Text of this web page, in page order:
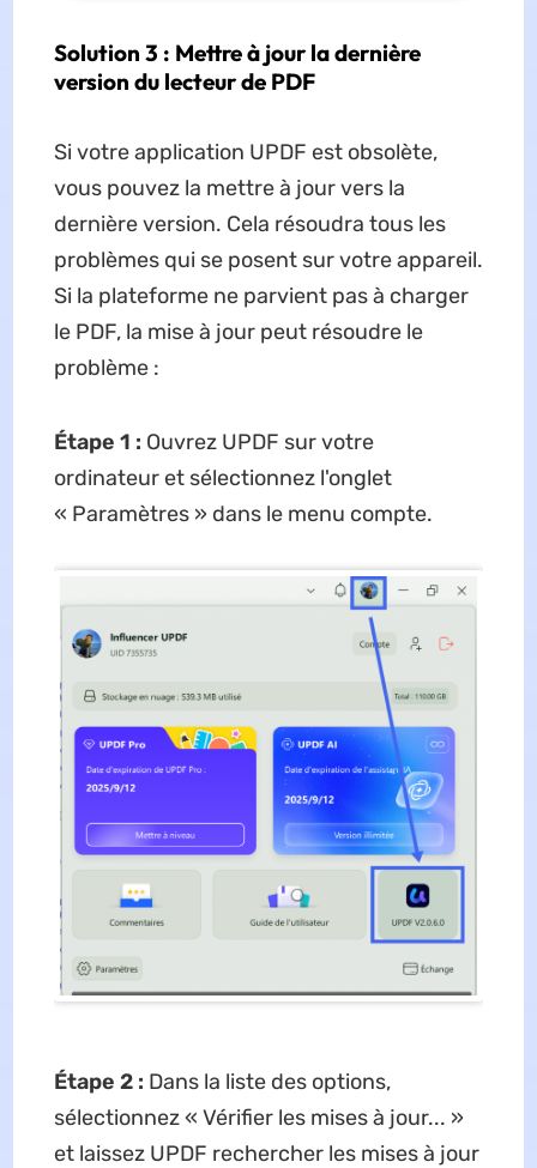
Solution 3 : Mettre à jour la dernière
version du lecteur de PDF
Si votre application UPDF est obsolète,
vous pouvez la mettre à jour vers la
dernière version. Cela résoudra tous les
problèmes qui se posent sur votre appareil.
Si la plateforme ne parvient pas à charger
le PDF, la mise à jour peut résoudre le
problème :
Étape 1 : Ouvrez UPDF sur votre
ordinateur et sélectionnez l'onglet
« Paramètres » dans le menu compte.
Étape 2 : Dans la liste des options,
sélectionnez « Vérifier les mises à jour... »
et laissez UPDF rechercher les mises à jour